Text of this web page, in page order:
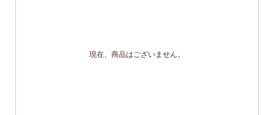
現在、商品はございません。